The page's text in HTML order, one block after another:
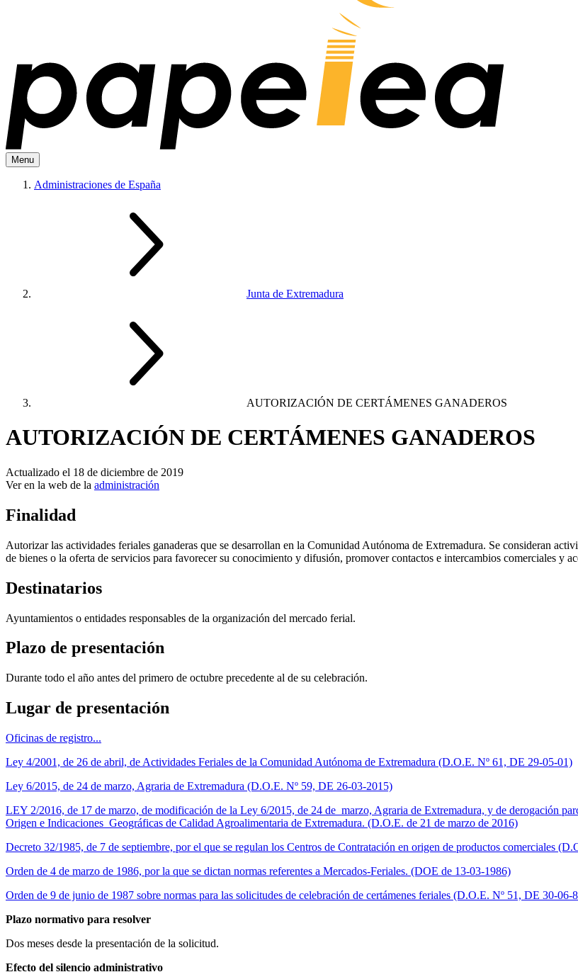
Menu
Administraciones de España
Junta de Extremadura
AUTORIZACIÓN DE CERTÁMENES GANADEROS
AUTORIZACIÓN DE CERTÁMENES GANADEROS
Actualizado el 18 de diciembre de 2019
Ver en la web de la administración
Finalidad
Autorizar las actividades feriales ganaderas que se desarrollan en la Comunidad Autónoma de Extremadura. Se consideran
de bienes o la oferta de servicios para favorecer su conocimiento y difusión, promover contactos e intercambios comerciales y
Destinatarios
Ayuntamientos o entidades responsables de la organización del mercado ferial.
Plazo de presentación
Durante todo el año antes del primero de octubre precedente al de su celebración.
Lugar de presentación
Oficinas de registro...
Ley 4/2001, de 26 de abril, de Actividades Feriales de la Comunidad Autónoma de Extremadura (D.O.E. Nº 61, DE 29-05-01)
Ley 6/2015, de 24 de marzo, Agraria de Extremadura (D.O.E. Nº 59, DE 26-03-2015)
LEY 2/2016, de 17 de marzo, de modificación de la Ley 6/2015, de 24 de marzo, Agraria de Extremadura, y de derogación
Origen e Indicaciones Geográficas de Calidad Agroalimentaria de Extremadura. (D.O.E. de 21 de marzo de 2016)
Decreto 32/1985, de 7 de septiembre, por el que se regulan los Centros de Contratación en origen de productos comerciales
Orden de 4 de marzo de 1986, por la que se dictan normas referentes a Mercados-Feriales. (DOE de 13-03-1986)
Orden de 9 de junio de 1987 sobre normas para las solicitudes de celebración de certámenes feriales (D.O.E. Nº 51, DE 30-06-
Plazo normativo para resolver
Dos meses desde la presentación de la solicitud.
Efecto del silencio administrativo